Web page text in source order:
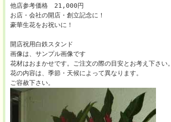
他店参考価格 21,000円
お店・会社の開店・創立記念に！
豪華生花をお祝いに！
開店祝用白鉄スタンド
画像は、サンプル画像です
花材はおまかせです。ご注文の際の目安とお考え下さい。
花の内容は、季節・天候によって異なります。
ご容赦下さい。